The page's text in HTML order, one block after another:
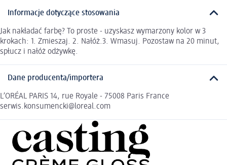
Informacje dotyczące stosowania
Jak nakładać farbę? To proste - uzyskasz wymarzony kolor w 3
krokach: 1. Zmieszaj. 2. Nałóż.3. Wmasuj. Pozostaw na 20 minut,
spłucz i nałóż odżywkę.
Dane producenta/importera
L’ORÉAL PARIS 14, rue Royale - 75008 Paris France
serwis.konsumencki@loreal.com